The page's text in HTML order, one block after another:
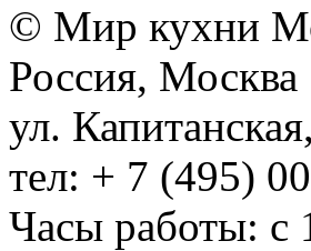
© Мир кухни
Россия, Москва
ул.
тел: + 7 (495)
Часы работы: с